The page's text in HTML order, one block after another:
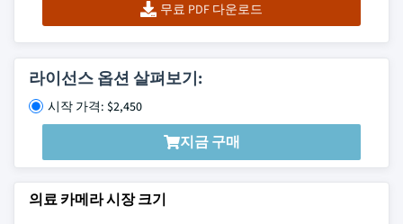
무료 PDF 다운로드
라이선스 옵션 살펴보기:
시작 가격: $2,450
지금 구매
의료 카메라 시장 크기